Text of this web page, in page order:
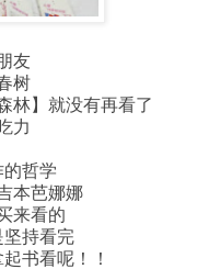
友
树
林】就没有再看了
力
哲学
本芭娜娜
来看的
坚持看完
书看呢！！